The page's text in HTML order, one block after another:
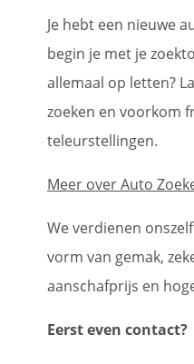
Je hebt een nieuwe
begin je met je
allemaal op letten?
zoeken en voorkom
teleurstellingen.
Meer over Auto
We verdienen
vorm van gemak,
aanschafprijs en
Eerst even contact?